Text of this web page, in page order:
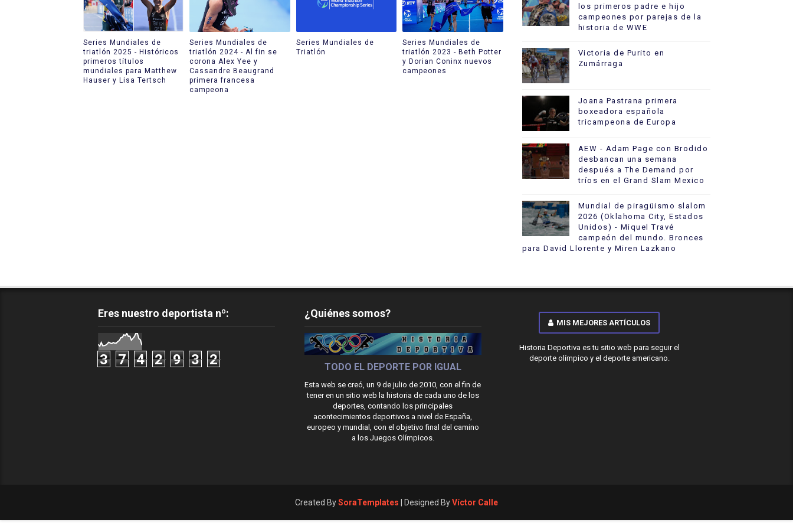
Series Mundiales de
triatlón 2025 - Históricos
primeros títulos
mundiales para Matthew
Hauser y Lisa Tertsch
Series Mundiales de
triatlón 2024 - Al fin se
corona Alex Yee y
Cassandre Beaugrand
primera francesa
campeona
Series Mundiales de
Triatlón
Series Mundiales de
triatlón 2023 - Beth Potter
y Dorian Coninx nuevos
campeones
los primeros padre e hijo
campeones por parejas de la
historia de WWE
Victoria de Purito en
Zumárraga
Joana Pastrana primera
boxeadora española
tricampeona de Europa
AEW - Adam Page con Brodido
desbancan una semana
después a The Demand por
tríos en el Grand Slam Mexico
Mundial de piragüismo slalom
2026 (Oklahoma City, Estados
Unidos) - Miquel Travé
campeón del mundo. Bronces
para David Llorente y Miren Lazkano
Eres nuestro deportista nº:
3 7 4 2 9 3 2
¿Quiénes somos?
TODO EL DEPORTE POR IGUAL
Esta web se creó, un 9 de julio de 2010, con el fin de
tener en un sitio web la historia de cada uno de los
deportes, contando los principales
acontecimientos deportivos a nivel de España,
europeo y mundial, con el objetivo final del camino
a los Juegos Olímpicos.
MIS MEJORES ARTÍCULOS
Historia Deportiva es tu sitio web para seguir el
deporte olímpico y el deporte americano.
Created BySoraTemplates | Designed ByVíctor Calle